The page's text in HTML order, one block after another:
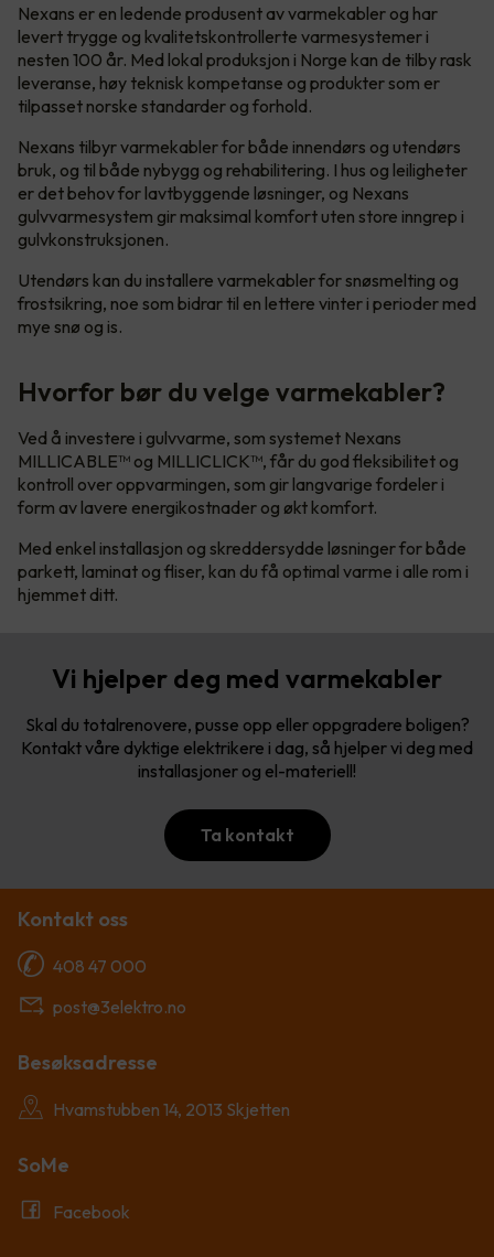
Nexans er en ledende produsent av varmekabler og har
levert trygge og kvalitetskontrollerte varmesystemer i
nesten 100 år. Med lokal produksjon i Norge kan de tilby rask
leveranse, høy teknisk kompetanse og produkter som er
tilpasset norske standarder og forhold.
Nexans tilbyr varmekabler for både innendørs og utendørs
bruk, og til både nybygg og rehabilitering. I hus og leiligheter
er det behov for lavtbyggende løsninger, og Nexans
gulvvarmesystem gir maksimal komfort uten store inngrep i
gulvkonstruksjonen.
Utendørs kan du installere varmekabler for snøsmelting og
frostsikring, noe som bidrar til en lettere vinter i perioder med
mye snø og is.
Hvorfor bør du velge varmekabler?
Ved å investere i gulvvarme, som systemet Nexans
MILLICABLE™ og MILLICLICK™, får du god fleksibilitet og
kontroll over oppvarmingen, som gir langvarige fordeler i
form av lavere energikostnader og økt komfort.
Med enkel installasjon og skreddersydde løsninger for både
parkett, laminat og fliser, kan du få optimal varme i alle rom i
hjemmet ditt.
Vi hjelper deg med varmekabler
Skal du totalrenovere, pusse opp eller oppgradere boligen?
Kontakt våre dyktige elektrikere i dag, så hjelper vi deg med
installasjoner og el-materiell!
Ta kontakt
Kontakt oss
408 47 000
post@3elektro.no
Besøksadresse
Hvamstubben 14, 2013 Skjetten
SoMe
Facebook